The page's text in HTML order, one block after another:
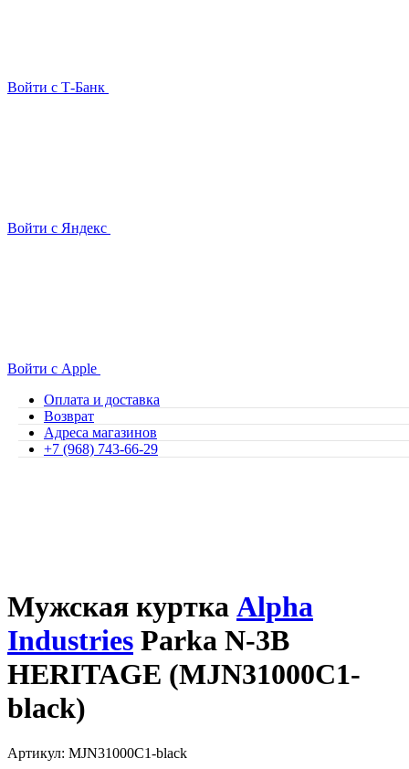
Войти с Т-Банк
Войти с Яндекс
Войти с Apple
Оплата и доставка
Возврат
Адреса магазинов
+7 (968) 743-66-29
Мужская куртка Alpha
Industries Parka N-3B
HERITAGE (MJN31000C1-
black)
Артикул: MJN31000C1-black